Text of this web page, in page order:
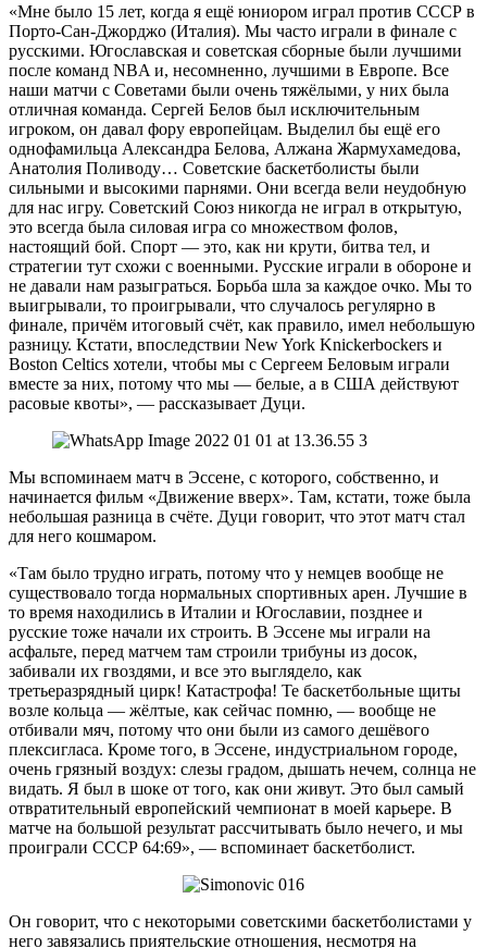
«Мне было 15 лет, когда я ещё юниором играл против СССР в
Порто-Сан-Джорджо (Италия). Мы часто играли в финале с
русскими. Югославская и советская сборные были лучшими
после команд NBA и, несомненно, лучшими в Европе. Все
наши матчи с Советами были очень тяжёлыми, у них была
отличная команда. Сергей Белов был исключительным
игроком, он давал фору европейцам. Выделил бы ещё его
однофамильца Александра Белова, Алжана Жармухамедова,
Анатолия Поливоду… Советские баскетболисты были
сильными и высокими парнями. Они всегда вели неудобную
для нас игру. Советский Союз никогда не играл в открытую,
это всегда была силовая игра со множеством фолов,
настоящий бой. Спорт — это, как ни крути, битва тел, и
стратегии тут схожи с военными. Русские играли в обороне и
не давали нам разыграться. Борьба шла за каждое очко. Мы то
выигрывали, то проигрывали, что случалось регулярно в
финале, причём итоговый счёт, как правило, имел небольшую
разницу. Кстати, впоследствии New York Knickerbockers и
Boston Celtics хотели, чтобы мы с Сергеем Беловым играли
вместе за них, потому что мы — белые, а в США действуют
расовые квоты», — рассказывает Дуци.
Мы вспоминаем матч в Эссене, с которого, собственно, и
начинается фильм «Движение вверх». Там, кстати, тоже была
небольшая разница в счёте. Дуци говорит, что этот матч стал
для него кошмаром.
«Там было трудно играть, потому что у немцев вообще не
существовало тогда нормальных спортивных арен. Лучшие в
то время находились в Италии и Югославии, позднее и
русские тоже начали их строить. В Эссене мы играли на
асфальте, перед матчем там строили трибуны из досок,
забивали их гвоздями, и все это выглядело, как
третьеразрядный цирк! Катастрофа! Те баскетбольные щиты
возле кольца — жёлтые, как сейчас помню, — вообще не
отбивали мяч, потому что они были из самого дешёвого
плексигласа. Кроме того, в Эссене, индустриальном городе,
очень грязный воздух: слезы градом, дышать нечем, солнца не
видать. Я был в шоке от того, как они живут. Это был самый
отвратительный европейский чемпионат в моей карьере. В
матче на большой результат рассчитывать было нечего, и мы
проиграли СССР 64:69», — вспоминает баскетболист.
Он говорит, что с некоторыми советскими баскетболистами у
него завязались приятельские отношения, несмотря на